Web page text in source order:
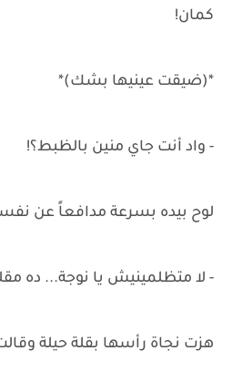
كمان!
*(ضيقت عينيها بشك)*
- واد أنت جاي منين بالظبط؟!
لوح بيده بسرعة مدافعاً عن
- لا متظلمينيش يا نوجة... ده
هزت نجاة رأسها بقلة حيلة